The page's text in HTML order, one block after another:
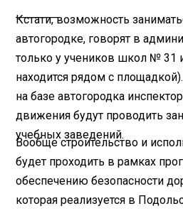
Кстати, возможность
автогородке, говорят в
только у учеников школ № 31
находится рядом с
на базе автогородка
движения будут проводить
учебных заведений.
Вообще строительство и
будет проходить в рамках
обеспечению безопасности
которая реализуется в